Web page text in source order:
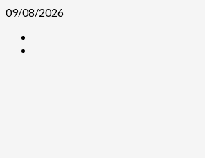
Skip
content
09/08/2026